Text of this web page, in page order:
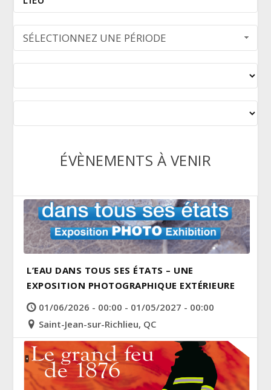
SÉLECTIONNEZ UNE PÉRIODE
ÉVÈNEMENTS À VENIR
L’EAU DANS TOUS SES ÉTATS – UNE
EXPOSITION PHOTOGRAPHIQUE EXTÉRIEURE
01/06/2026 - 00:00 - 01/05/2027 - 00:00
Saint-Jean-sur-Richlieu, QC